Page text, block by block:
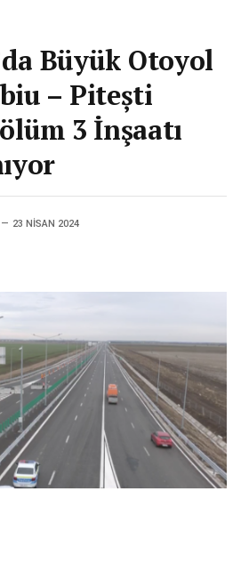
Büyük Otoyol
– Pitești
3 İnşaatı
23 NISAN 2024